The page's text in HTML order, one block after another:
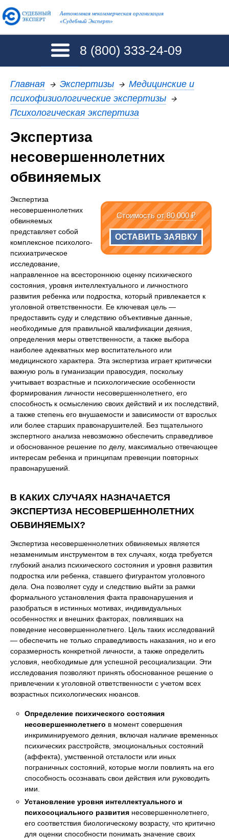
Автономная некоммерческая организация
«Судебный Эксперт»
8 (800) 333-24-09
Главная → Экспертизы → Медицинские и
психофизиологические экспертизы →
Психологическая экспертиза
Экспертиза
несовершеннолетних
обвиняемых
Стоимостьот 80 000 ₽
ОСТАВИТЬ ЗАЯВКУ
Экспертиза
несовершеннолетних
обвиняемых
представляет собой
комплексное психолого-
психиатрическое
исследование,
направленное на всестороннюю оценку психического
состояния, уровня интеллектуального и личностного
развития ребенка или подростка, который привлекается к
уголовной ответственности. Ее ключевая цель —
предоставить суду и следствию объективные данные,
необходимые для правильной квалификации деяния,
определения меры ответственности, а также выбора
наиболее адекватных мер воспитательного или
медицинского характера. Эта экспертиза играет критически
важную роль в гуманизации правосудия, поскольку
учитывает возрастные и психологические особенности
формирования личности несовершеннолетнего, его
способность к осмыслению своих действий и их последствий,
а также степень его внушаемости и зависимости от взрослых
или более старших правонарушителей. Без тщательного
экспертного анализа невозможно обеспечить справедливое
и обоснованное решение по делу, максимально отвечающее
интересам ребенка и принципам превенции повторных
правонарушений.
В КАКИХ СЛУЧАЯХ НАЗНАЧАЕТСЯ
ЭКСПЕРТИЗА НЕСОВЕРШЕННОЛЕТНИХ
ОБВИНЯЕМЫХ?
Экспертиза несовершеннолетних обвиняемых является
незаменимым инструментом в тех случаях, когда требуется
глубокий анализ психического состояния и уровня развития
подростка или ребенка, ставшего фигурантом уголовного
дела. Она позволяет суду и следствию выйти за рамки
формального установления факта правонарушения и
разобраться в истинных мотивах, индивидуальных
особенностях и внешних факторах, повлиявших на
поведение несовершеннолетнего. Цель таких исследований
— обеспечить не только справедливость наказания, но и его
соразмерность конкретной личности, а также определить
условия, необходимые для успешной ресоциализации. Эти
исследования позволяют принять обоснованное решение о
привлечении к уголовной ответственности с учетом всех
возрастных психологических нюансов.
Определение психического состояния
несовершеннолетнего в момент совершения
инкриминируемого деяния, включая наличие временных
психических расстройств, эмоциональных состояний
(аффекта), умственной отсталости или иных
пограничных состояний, которые могли повлиять на его
способность осознавать свои действия или руководить
ими.
Установление уровня интеллектуального и
психосоциального развития несовершеннолетнего,
его соответствия биологическому возрасту, что критично
для оценки способности понимать значение своих